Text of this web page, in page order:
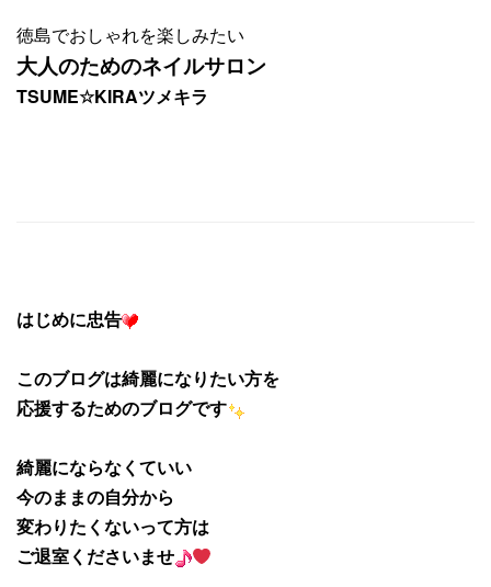
徳島でおしゃれを楽しみたい
大人のためのネイルサロン
TSUME☆KIRAツメキラ
はじめに忠告
このブログは綺麗になりたい方を
応援するためのブログです
綺麗にならなくていい
今のままの自分から
変わりたくないって方は
ご退室くださいませ